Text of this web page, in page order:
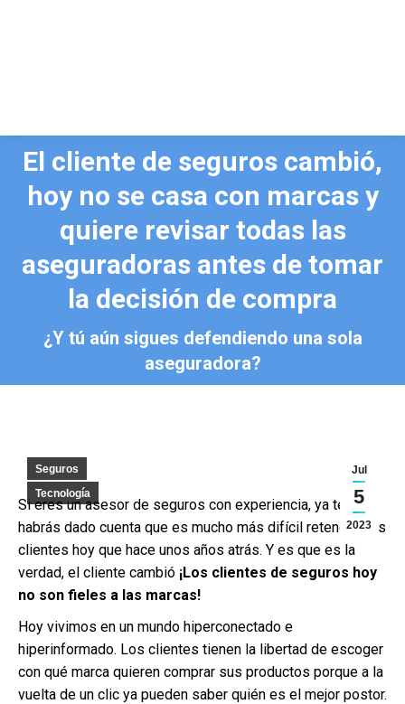
El cliente de seguros cambió,
hoy no se casa con marcas y
quiere revisar todas las
aseguradoras antes de tomar
la decisión de compra
¿Y tú aún sigues defendiendo una sola
aseguradora?
Estás aquí:
Jul
5
2023
Seguros
Tecnología
Si eres un asesor de seguros con experiencia, ya te
habrás dado cuenta que es mucho más difícil retener a los
clientes hoy que hace unos años atrás. Y es que es la
verdad, el cliente cambió ¡Los clientes de seguros hoy
no son fieles a las marcas!
Hoy vivimos en un mundo hiperconectado e
hiperinformado. Los clientes tienen la libertad de escoger
con qué marca quieren comprar sus productos porque a la
vuelta de un clic ya pueden saber quién es el mejor postor.